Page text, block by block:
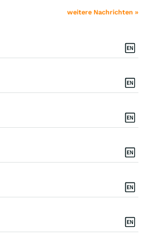
weitere Nachrichten »